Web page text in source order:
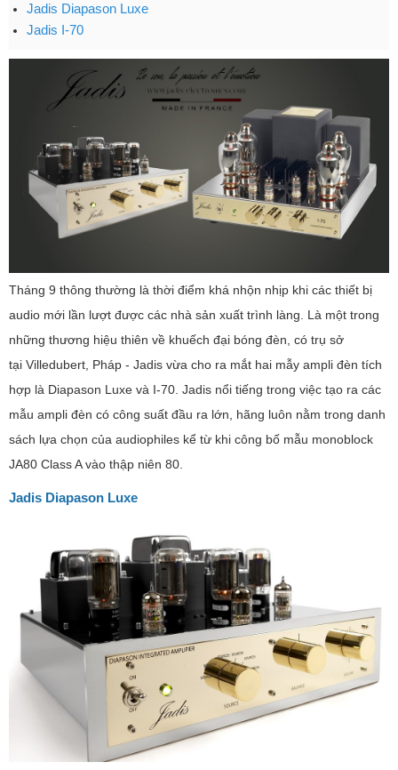
Jadis Diapason Luxe
Jadis I-70
Tháng 9 thông thường là thời điểm khá nhộn nhịp khi các thiết bị
audio mới lần lượt được các nhà sản xuất trình làng. Là một trong
những thương hiệu thiên về khuếch đại bóng đèn, có trụ sở
tại Villedubert, Pháp - Jadis vừa cho ra mắt hai mẫy ampli đèn tích
hợp là Diapason Luxe và I-70. Jadis nổi tiếng trong việc tạo ra các
mẫu ampli đèn có công suất đầu ra lớn, hãng luôn nằm trong danh
sách lựa chọn của audiophiles kể từ khi công bố mẫu monoblock
JA80 Class A vào thập niên 80.
Jadis Diapason Luxe